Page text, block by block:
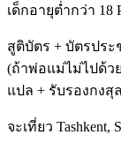
เด็กอายุต่ำกว่า 18
สูติบัตร + บัตรปร
(ถ้าพ่อแม่ไม่ไปด้ว
แปล + รับรองกงสุ
จะเที่ยว Tashkent,